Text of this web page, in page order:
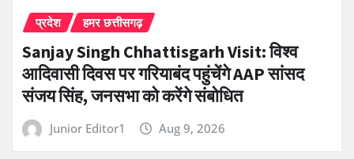
प्रदेश हमर छत्तीसगढ़
Sanjay Singh Chhattisgarh Visit: विश्व
आदिवासी दिवस पर गरियाबंद पहुंचेंगे AAP सांसद
संजय सिंह, जनसभा को करेंगे संबोधित
Junior Editor1 Aug 9, 2026